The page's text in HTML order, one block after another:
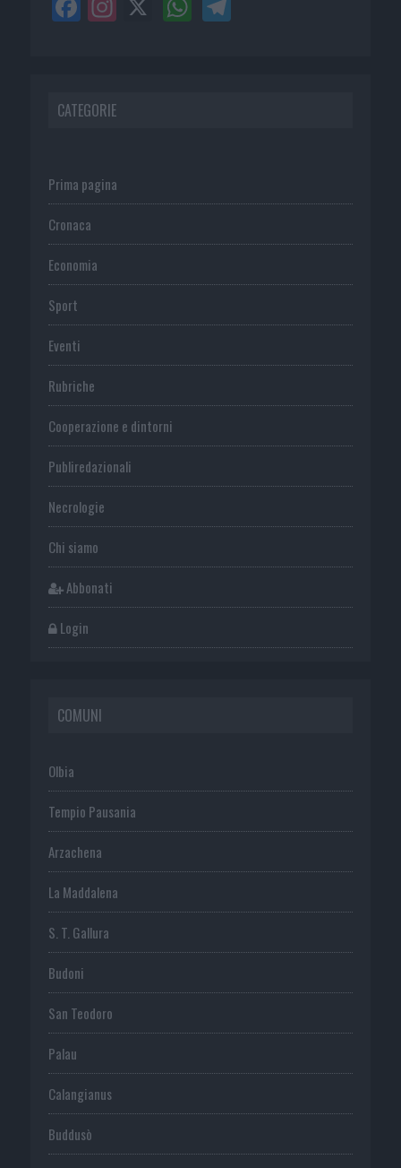
CATEGORIE
Prima pagina
Cronaca
Economia
Sport
Eventi
Rubriche
Cooperazione e dintorni
Publiredazionali
Necrologie
Chi siamo
Abbonati
Login
COMUNI
Olbia
Tempio Pausania
Arzachena
La Maddalena
S. T. Gallura
Budoni
San Teodoro
Palau
Calangianus
Buddusò